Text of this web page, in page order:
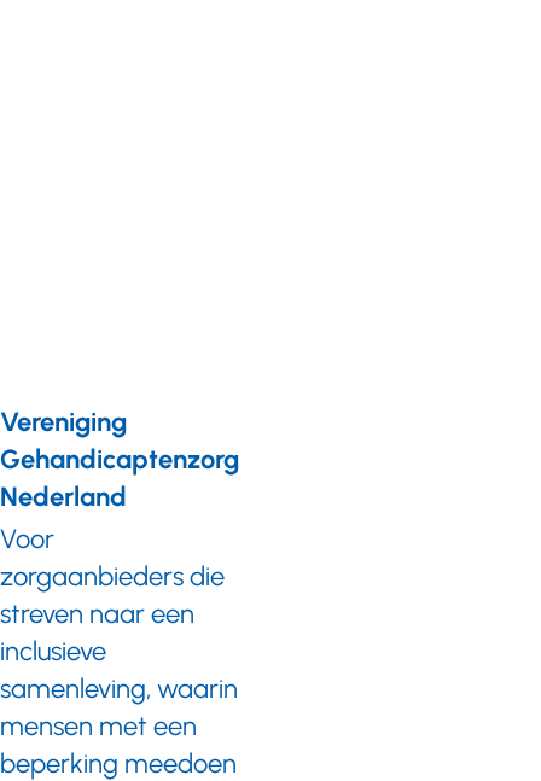
Vereniging
Gehandicaptenzorg
Nederland
Voor
zorgaanbieders die
streven naar een
inclusieve
samenleving, waarin
mensen met een
beperking meedoen